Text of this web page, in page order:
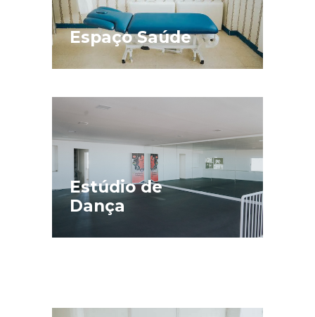
Espaço Saúde
Estúdio de
Dança